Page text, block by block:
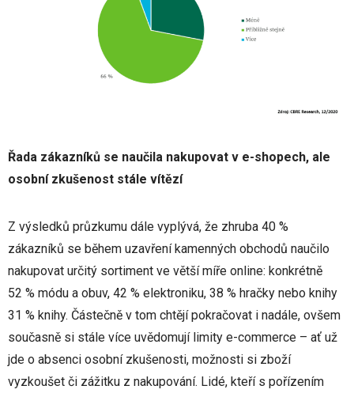
Řada zákazníků se naučila nakupovat v e-shopech, ale
osobní zkušenost stále vítězí
Z výsledků průzkumu dále vyplývá, že zhruba 40 %
zákazníků se během uzavření kamenných obchodů naučilo
nakupovat určitý sortiment ve větší míře online: konkrétně
52 % módu a obuv, 42 % elektroniku, 38 % hračky nebo knihy
31 % knihy. Částečně v tom chtějí pokračovat i nadále, ovšem
současně si stále více uvědomují limity e-commerce – ať už
jde o absenci osobní zkušenosti, možnosti si zboží
vyzkoušet či zážitku z nakupování. Lidé, kteří s pořízením